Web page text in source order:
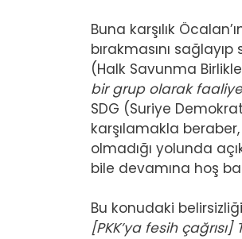
Buna karşılık
bırakmasını
(Halk Savunma
bir grup olarak
SDG (Suriye
karşılamakla
olmadığı yolunda
bile devamına hoş
Bu konudaki
[PKK’ya fesih